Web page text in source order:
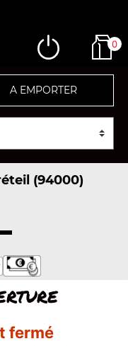
0
A EMPORTER
(94000)
fermé